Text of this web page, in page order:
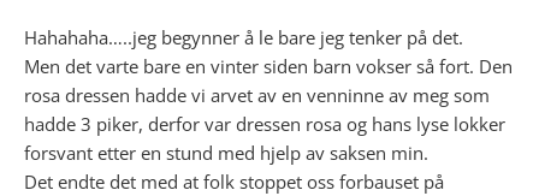
Hahahaha…..jeg begynner å le bare jeg tenker på det.
Men det varte bare en vinter siden barn vokser så fort. Den
rosa dressen hadde vi arvet av en venninne av meg som
hadde 3 piker, derfor var dressen rosa og hans lyse lokker
forsvant etter en stund med hjelp av saksen min.
Det endte det med at folk stoppet oss forbauset på